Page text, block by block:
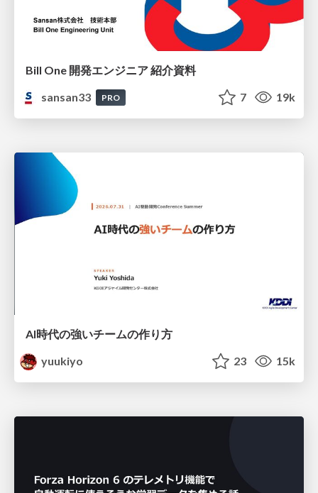
Bill One 開発エンジニア 紹介資料
sansan33
PRO 7 19k
AI時代の強いチームの作り方
yuukiyo
23 15k